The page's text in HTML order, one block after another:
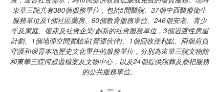
東華三院共有380個服務單位，包括5間醫院、 37個中西醫療衞生
服務單位及1個社區藥房、 60個教育服務單位、 246個安老、青少
年及家庭、復康及社會企業/創新的社會服務單位， 3個過渡性房屋
計劃、 1個地理空間實驗室(營運伙伴)、 1個回收便利點、兩個肩負
守護和保育本地歷史文化重任的服務單位，分別為東華三院文物館
和東華三院何超蕸檔案及文物中心，以及24個提供殯葬及廟祀服務
的公共服務單位。